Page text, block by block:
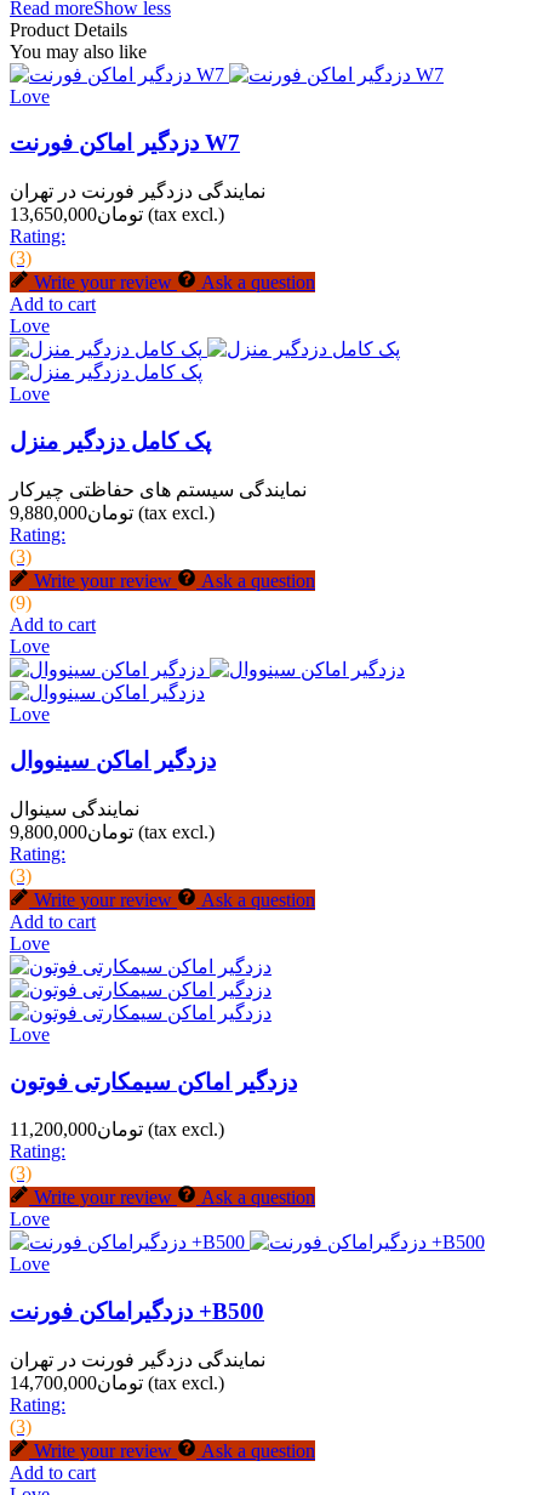
Read moreShow less
Product Details
You may also like
Love
دزدگیر اماکن فورنت W7
نمایندگی دزدگیر فورنت در تهران
تومان13,650,000 (tax excl.)
Rating:
(3)
Write your review
Ask a question
Add to cart
Love
Love
پک کامل دزدگیر منزل
نمایندگی سیستم های حفاظتی چیرکار
تومان9,880,000 (tax excl.)
Rating:
(3)
Write your review
Ask a question
(9)
Add to cart
Love
Love
دزدگیر اماکن سینووال
نمایندگی سینوال
تومان9,800,000 (tax excl.)
Rating:
(3)
Write your review
Ask a question
Add to cart
Love
Love
دزدگیر اماکن سیمکارتی فوتون
تومان11,200,000 (tax excl.)
Rating:
(3)
Write your review
Ask a question
Love
Love
دزدگیراماکن فورنت +B500
نمایندگی دزدگیر فورنت در تهران
تومان14,700,000 (tax excl.)
Rating:
(3)
Write your review
Ask a question
Add to cart